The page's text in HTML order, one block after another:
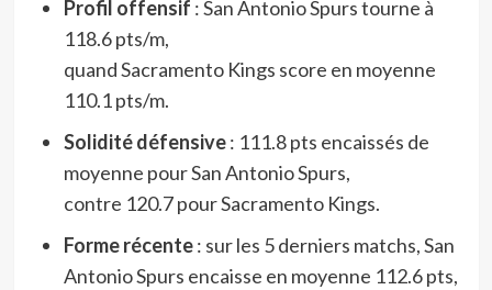
Profil offensif : San Antonio Spurs tourne à
118.6 pts/m,
quand Sacramento Kings score en moyenne
110.1 pts/m.
Solidité défensive: 111.8 pts encaissés de
moyenne pour San Antonio Spurs,
contre 120.7 pour Sacramento Kings.
Forme récente: sur les 5 derniers matchs, San
Antonio Spurs encaisse en moyenne 112.6 pts,